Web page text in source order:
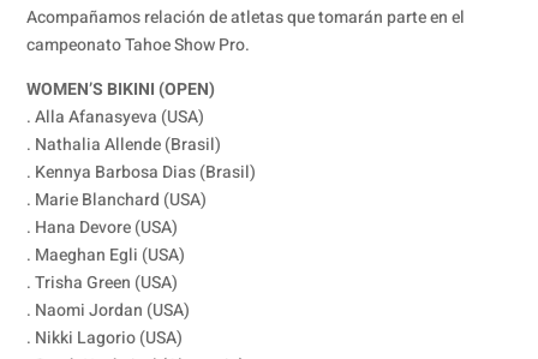
Acompañamos relación de atletas que tomarán parte en el
campeonato Tahoe Show Pro.
WOMEN’S BIKINI (OPEN)
. Alla Afanasyeva (USA)
. Nathalia Allende (Brasil)
. Kennya Barbosa Dias (Brasil)
. Marie Blanchard (USA)
. Hana Devore (USA)
. Maeghan Egli (USA)
. Trisha Green (USA)
. Naomi Jordan (USA)
. Nikki Lagorio (USA)